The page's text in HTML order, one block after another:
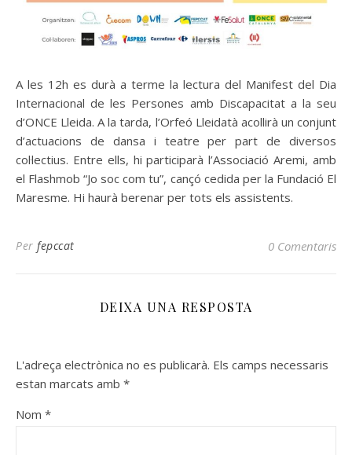
A les 12h es durà a terme la lectura del Manifest del Dia
Internacional de les Persones amb Discapacitat a la seu
d’ONCE Lleida. A la tarda, l’Orfeó Lleidatà acollirà un conjunt
d’actuacions de dansa i teatre per part de diversos
col·lectius. Entre ells, hi participarà l’Associació Aremi, amb
el Flashmob “Jo soc com tu”, cançó cedida per la Fundació El
Maresme. Hi haurà berenar per tots els assistents.
Per fepccat 0 Comentaris
DEIXA UNA RESPOSTA
L'adreça electrònica no es publicarà. Els camps necessaris
estan marcats amb *
Nom *